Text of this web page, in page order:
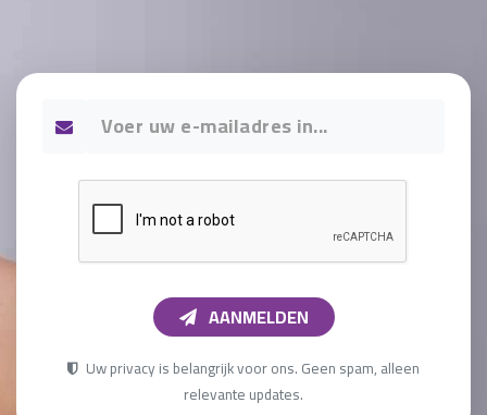
AANMELDEN
Uw privacy is belangrijk voor ons. Geen spam, alleen
relevante updates.